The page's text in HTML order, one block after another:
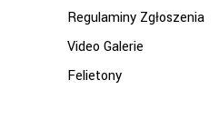
Regulaminy Zgłoszenia
Video Galerie
Felietony